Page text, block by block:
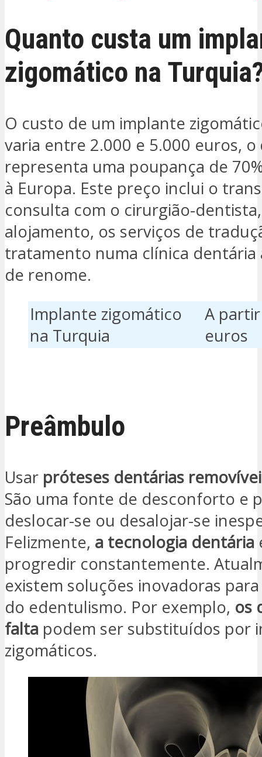
Quanto custa um
zigomático na
O custo de um implante
varia entre 2.000 e 5.000 euros, o
representa uma poupança de
à Europa. Este preço inclui o
consulta com o cirurgião-
alojamento, os serviços de
tratamento numa clínica dentária
de renome.
Implante zigomático
na Turquia
A
euros
Preâmbulo
Usar próteses dentárias
São uma fonte de desconforto e
deslocar-se ou desalojar-se
Felizmente, a tecnologia dentária
progredir constantemente.
existem soluções inovadoras
do edentulismo. Por exemplo, os
falta podem ser substituídos por
zigomáticos.